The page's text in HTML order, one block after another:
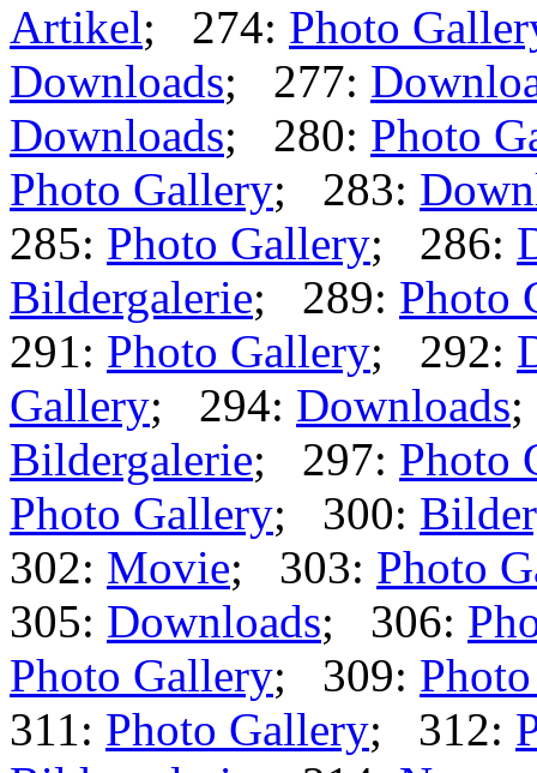
Artikel; 274: Photo
Downloads; 277:
Downloads; 280: Photo
Photo Gallery; 283:
285: Photo Gallery; 286:
Bildergalerie; 289: Photo
291: Photo Gallery; 292:
Gallery; 294: Downloads
Bildergalerie; 297: Photo
Photo Gallery; 300:
302: Movie; 303: Photo
305: Downloads; 306:
Photo Gallery; 309:
311: Photo Gallery; 312: